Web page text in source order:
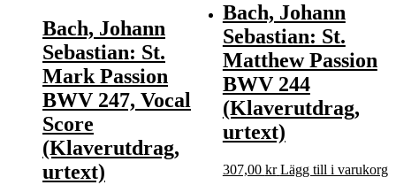
Bach, Johann
Sebastian: St.
Mark Passion
BWV 247, Vocal
Score
(Klaverutdrag,
urtext)
Bach, Johann
Sebastian: St.
Matthew Passion
BWV 244
(Klaverutdrag,
urtext)
307,00 kr Lägg till i varukorg